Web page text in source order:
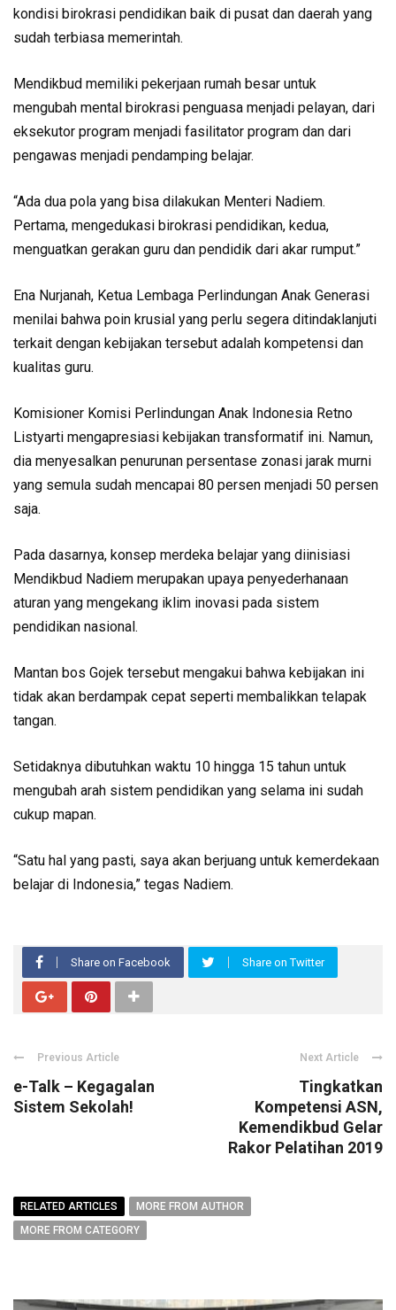
kondisi birokrasi pendidikan baik di pusat dan daerah yang
sudah terbiasa memerintah.
Mendikbud memiliki pekerjaan rumah besar untuk
mengubah men­tal birokrasi penguasa menjadi pelayan, dari
eksekutor program men­jadi fasilitator program dan dari
pengawas menjadi pendamping belajar.
“Ada dua pola yang bisa dilaku­kan Menteri Nadiem.
Pertama, me­ng­e­dukasi birokrasi pendidikan, ke­dua,
menguatkan gerakan guru dan pendidik dari akar rumput.”
Ena Nurjanah, Ketua Lembaga Perlindungan Anak Generasi
menilai bahwa poin krusial yang perlu segera ditindaklanjuti
terkait dengan kebijakan tersebut adalah kompetensi dan
kualitas guru.
Komisioner Komisi Perlindungan Anak Indonesia Retno
Listyarti meng­apresiasi kebijakan trans­for­matif ini. Namun,
dia menye­salkan penurunan persentase zonasi jarak murni
yang semula sudah mencapai 80 persen menjadi 50 persen
saja.
Pada dasarnya, konsep merdeka belajar yang diinisiasi
Mendikbud Nadiem meru­pakan upaya penyederhanaan
aturan yang mengekang iklim inovasi pada sistem
pendidikan nasional.
Mantan bos Gojek tersebut mengakui bahwa kebijakan ini
tidak akan berdampak cepat seperti membalikkan telapak
tangan.
Setidaknya dibutuhkan waktu 10 hingga 15 tahun untuk
mengubah arah sistem pendidikan yang selama ini sudah
cukup mapan.
“Satu hal yang pasti, saya akan ber­juang untuk kemerdekaan
be­la­jar di Indonesia,” tegas Nadiem.
Share on Facebook Share on Twitter
Previous Article
e-Talk – Kegagalan
Sistem Sekolah!
Next Article
Tingkatkan
Kompetensi ASN,
Kemendikbud Gelar
Rakor Pelatihan 2019
RELATED ARTICLES
MORE FROM AUTHOR
MORE FROM CATEGORY